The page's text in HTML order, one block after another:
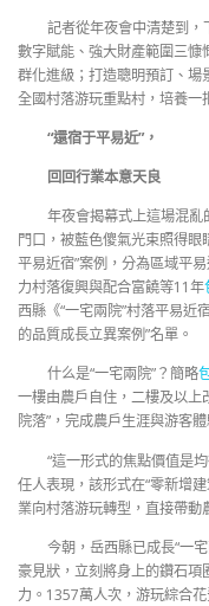
記者從年夜會中清楚到
數字賦能、強大財產範圍三慷
群化進級；打造聰明預訂、
全國村落游玩重點村，培養一
“還宿于平易近”，
回回行業本意天良
年夜會揭幕式上這場混
門口，被藍色傻氣光束照得
平易近宿”案例，分為區域平
力村落復興與配合富饒等11年
西縣《“一宅兩院”村落平易近
的品質成長立異案例”名單。
什么是“一宅兩院”？簡略
一樓由農戶自住，二樓及以上
院落”，完成農戶生涯與游客
“這一形式的焦點價值是
任人表現，該形式在“零新增
業向村落游玩轉型，直接帶動
今朝，岳西縣已成長“一
豪見狀，立刻將身上的鑽石
力。1357萬人次，游玩綜合